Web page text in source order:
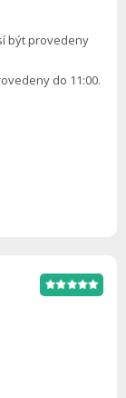
být provedeny
do 11:00.